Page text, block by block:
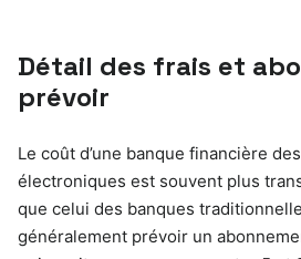
Détail des frais et
prévoir
Le coût d’une banque financière
électroniques est souvent plus
que celui des banques
généralement prévoir un